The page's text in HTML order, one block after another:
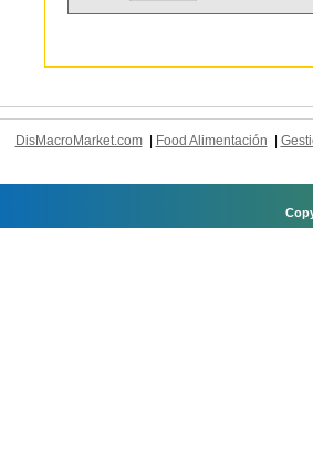
DisMacroMarket.com| Food Alimentación